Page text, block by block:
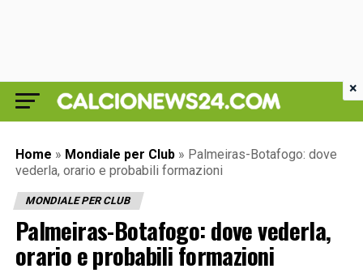
Home » Mondiale per Club » Palmeiras-Botafogo: dove
vederla, orario e probabili formazioni
MONDIALE PER CLUB
Palmeiras-Botafogo: dove vederla,
orario e probabili formazioni
×